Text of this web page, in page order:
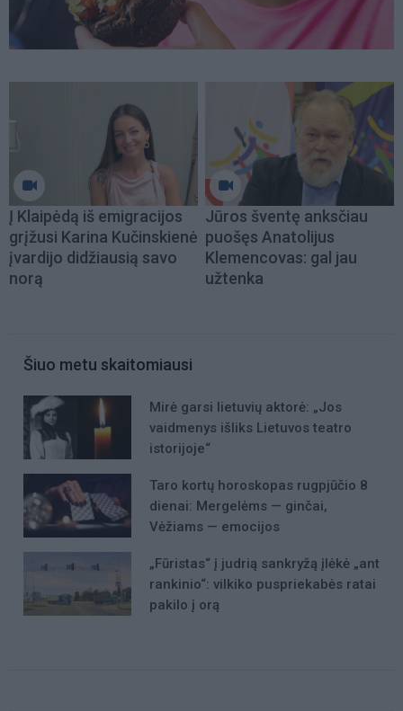
Į Klaipėdą iš emigracijos
grįžusi Karina Kučinskienė
įvardijo didžiausią savo
norą
Jūros šventę anksčiau
puošęs Anatolijus
Klemencovas: gal jau
užtenka
Šiuo metu skaitomiausi
Mirė garsi lietuvių aktorė: „Jos
vaidmenys išliks Lietuvos teatro
istorijoje“
Taro kortų horoskopas rugpjūčio 8
dienai: Mergelėms — ginčai,
Vėžiams — emocijos
„Fūristas“ į judrią sankryžą įlėkė „ant
rankinio“: vilkiko puspriekabės ratai
pakilo į orą